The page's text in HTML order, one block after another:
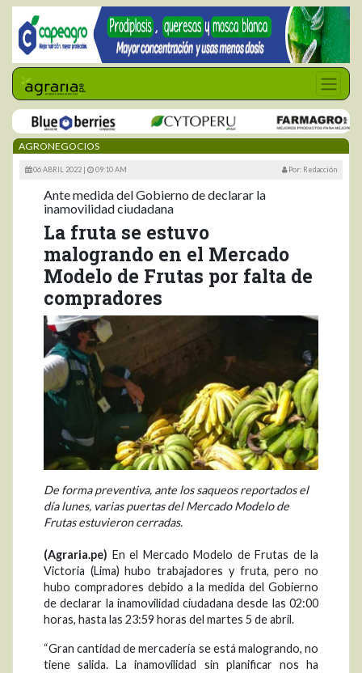
AGRONEGOCIOS
06 ABRIL 2022 | 09:10 AM Por: Redacción
Ante medida del Gobierno de declarar la
inamovilidad ciudadana
La fruta se estuvo
malogrando en el Mercado
Modelo de Frutas por falta de
compradores
De forma preventiva, ante los saqueos reportados el
día lunes, varias puertas del Mercado Modelo de
Frutas estuvieron cerradas.
(Agraria.pe) En el Mercado Modelo de Frutas de la
Victoria (Lima) hubo trabajadores y fruta, pero no
hubo compradores debido a la medida del Gobierno
de declarar la inamovilidad ciudadana desde las 02:00
horas, hasta las 23:59 horas del martes 5 de abril.
“Gran cantidad de mercadería se está malogrando, no
tiene salida. La inamovilidad sin planificar nos ha